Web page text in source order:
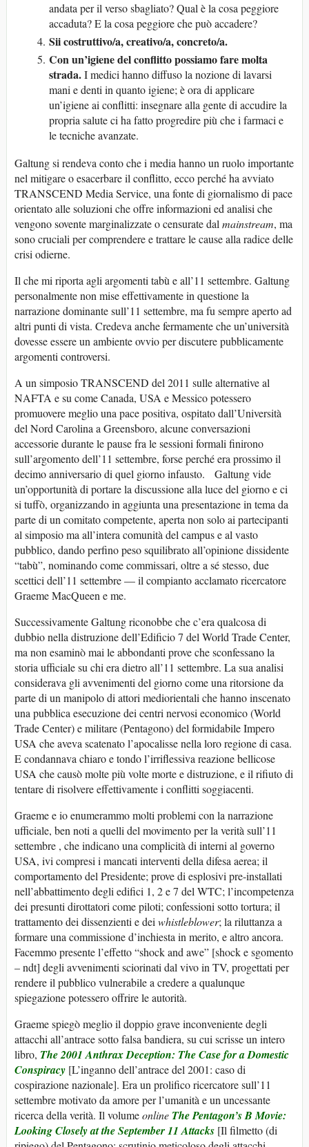
andata per il verso sbagliato? Qual è la cosa peggiore
accaduta? E la cosa peggiore che può accadere?
Sii costruttivo/a, creativo/a, concreto/a.
Con un’igiene del conflitto possiamo fare molta
strada.I medici hanno diffuso la nozione di lavarsi
mani e denti in quanto igiene; è ora di applicare
un’igiene ai conflitti: insegnare alla gente di accudire la
propria salute ci ha fatto progredire più che i farmaci e
le tecniche avanzate.
Galtung si rendeva conto che i media hanno un ruolo importante
nel mitigare o esacerbare il conflitto, ecco perché ha avviato
TRANSCEND Media Service, una fonte di giornalismo di pace
orientato alle soluzioni che offre informazioni ed analisi che
vengono sovente marginalizzate o censurate dalmainstream, ma
sono cruciali per comprendere e trattare le cause alla radice delle
crisi odierne.
Il che mi riporta agli argomenti tabù e all’11 settembre. Galtung
personalmente non mise effettivamente in questione la
narrazione dominante sull’11 settembre, ma fu sempre aperto ad
altri punti di vista. Credeva anche fermamente che un’università
dovesse essere un ambiente ovvio per discutere pubblicamente
argomenti controversi.
A un simposio TRANSCEND del 2011 sulle alternative al
NAFTA e su come Canada, USA e Messico potessero
promuovere meglio una pace positiva, ospitato dall’Università
del Nord Carolina a Greensboro, alcune conversazioni
accessorie durante le pause fra le sessioni formali finirono
sull’argomento dell’11 settembre, forse perché era prossimo il
decimo anniversario di quel giorno infausto. Galtung vide
un’opportunità di portare la discussione alla luce del giorno e ci
si tuffò, organizzando in aggiunta una presentazione in tema da
parte di un comitato competente, aperta non solo ai partecipanti
al simposio ma all’intera comunità del campus e al vasto
pubblico, dando perfino peso squilibrato all’opinione dissidente
“tabù”, nominando come commissari, oltre a sé stesso, due
scettici dell’11 settembre — il compianto acclamato ricercatore
Graeme MacQueen e me.
Successivamente Galtung riconobbe che c’era qualcosa di
dubbio nella distruzione dell’Edificio 7 del World Trade Center,
ma non esaminò mai le abbondanti prove che sconfessano la
storia ufficiale su chi era dietro all’11 settembre. La sua analisi
considerava gli avvenimenti del giorno come una ritorsione da
parte di un manipolo di attori mediorientali che hanno inscenato
una pubblica esecuzione dei centri nervosi economico (World
Trade Center) e militare (Pentagono) del formidabile Impero
USA che aveva scatenato l’apocalisse nella loro regione di casa.
E condannava chiaro e tondo l’irriflessiva reazione bellicose
USA che causò molte più volte morte e distruzione, e il rifiuto di
tentare di risolvere effettivamente i conflitti soggiacenti.
Graeme e io enumerammo molti problemi con la narrazione
ufficiale, ben noti a quelli del movimento per la verità sull’11
settembre , che indicano una complicità di interni al governo
USA, ivi compresi i mancati interventi della difesa aerea; il
comportamento del Presidente; prove di esplosivi pre-installati
nell’abbattimento degli edifici 1, 2 e 7 del WTC; l’incompetenza
dei presunti dirottatori come piloti; confessioni sotto tortura; il
trattamento dei dissenzienti e deiwhistleblower; la riluttanza a
formare una commissione d’inchiesta in merito, e altro ancora.
Facemmo presente l’effetto “shock and awe” [shock e sgomento
– ndt] degli avvenimenti sciorinati dal vivo in TV, progettati per
rendere il pubblico vulnerabile a credere a qualunque
spiegazione potessero offrire le autorità.
Graeme spiegò meglio il doppio grave inconveniente degli
attacchi all’antrace sotto falsa bandiera, su cui scrisse un intero
libro, The 2001 Anthrax Deception: The Case for a Domestic
Conspiracy [L’inganno dell’antrace del 2001: caso di
cospirazione nazionale]. Era un prolifico ricercatore sull’11
settembre motivato da amore per l’umanità e un uncessante
ricerca della verità. Il volumeonline The Pentagon’s B Movie:
Looking Closely at the September 11 Attacks [Il filmetto (di